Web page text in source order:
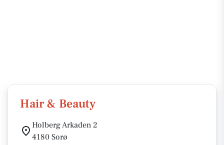
Hair & Beauty
Holberg Arkaden 2
4180 Sorø